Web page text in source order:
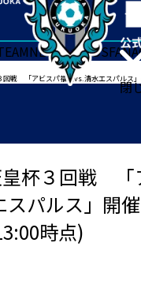
閉
NEWSGOODSFAN
「アビスパ福岡vs.清水エスパルス」開催可
杯３回戦 「
パルス」開
時点)